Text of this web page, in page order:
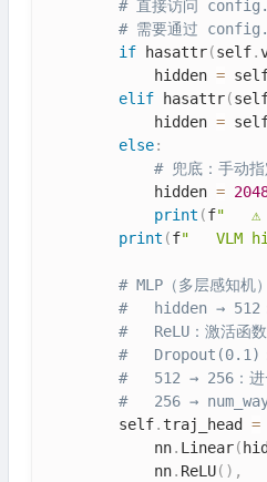
# 直接访问
# 需要通过
if hasattr(self.
            hidden
=
elif hasattr(
            hidden
=
else:
# 兜底：手动
            hidden
=
print (f"   ⚠️
print (f"   VLM
# MLP（多层感知机
#   hidden → 512：
#   ReLU：激活函数
#   Dropout(0.1)：
#   512 → 256：进
#   256 →
        self
. traj_head =
            nn
. Linear(
            nn
. ReLU( ) ,